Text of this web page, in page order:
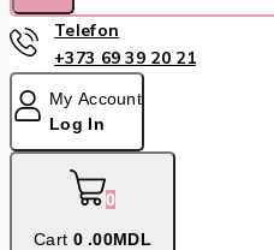
Telefon
+373 69 39 20 21
My Account
Log In
0
Cart 0 .00MDL